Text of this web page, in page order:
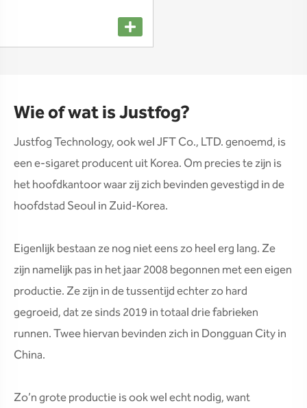
Wie of wat is Justfog?
Justfog Technology, ook wel JFT Co., LTD. genoemd, is
een e-sigaret producent uit Korea. Om precies te zijn is
het hoofdkantoor waar zij zich bevinden gevestigd in de
hoofdstad Seoul in Zuid-Korea.
Eigenlijk bestaan ze nog niet eens zo heel erg lang. Ze
zijn namelijk pas in het jaar 2008 begonnen met een eigen
productie. Ze zijn in de tussentijd echter zo hard
gegroeid, dat ze sinds 2019 in totaal drie fabrieken
runnen. Twee hiervan bevinden zich in Dongguan City in
China.
Zo’n grote productie is ook wel echt nodig, want